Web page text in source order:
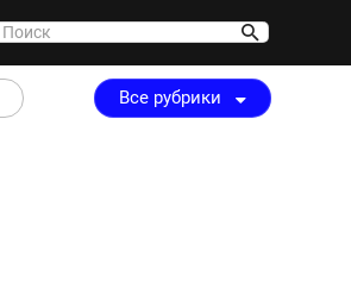
Все рубрики